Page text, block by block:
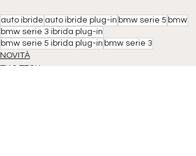
auto ibride auto ibride plug-in bmw serie 5 bmw
bmw serie 3 ibrida plug-in
bmw serie 5 ibrida plug-in bmw serie 3
NOVITÀ
EV & TECH